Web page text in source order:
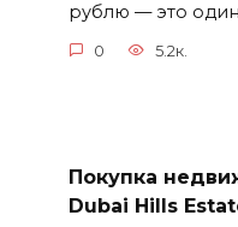
рублю — это один
0 5.2к.
Покупка
Dubai Hills